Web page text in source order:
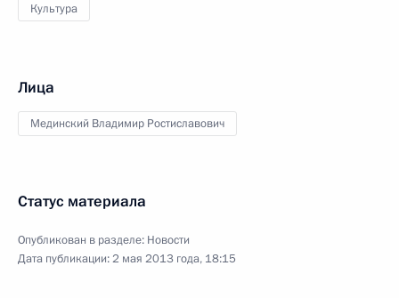
Культура
Лица
Мединский Владимир Ростиславович
Статус материала
Опубликован в разделе: Новости
Дата публикации:2 мая 2013 года, 18:15